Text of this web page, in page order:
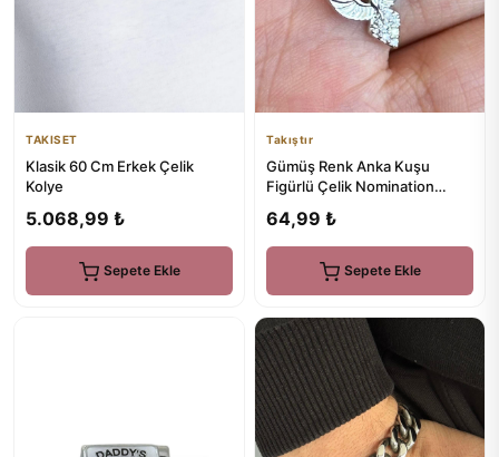
TAKISET
Klasik 60 Cm Erkek Çelik
Kolye
5.068,99 ₺
Sepete Ekle
Takıştır
Gümüş Renk Anka Kuşu
Figürlü Çelik Nomination
64,99 ₺
Sepete Ekle